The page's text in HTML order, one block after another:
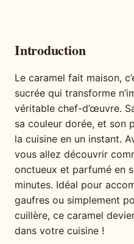
Introduction
Le caramel fait maison,
sucrée qui transforme
véritable chef-d’œuvre.
sa couleur dorée, et son
la cuisine en un instant.
vous allez découvrir
onctueux et parfumé en
minutes. Idéal pour
gaufres ou simplement
cuillère, ce caramel
dans votre cuisine !